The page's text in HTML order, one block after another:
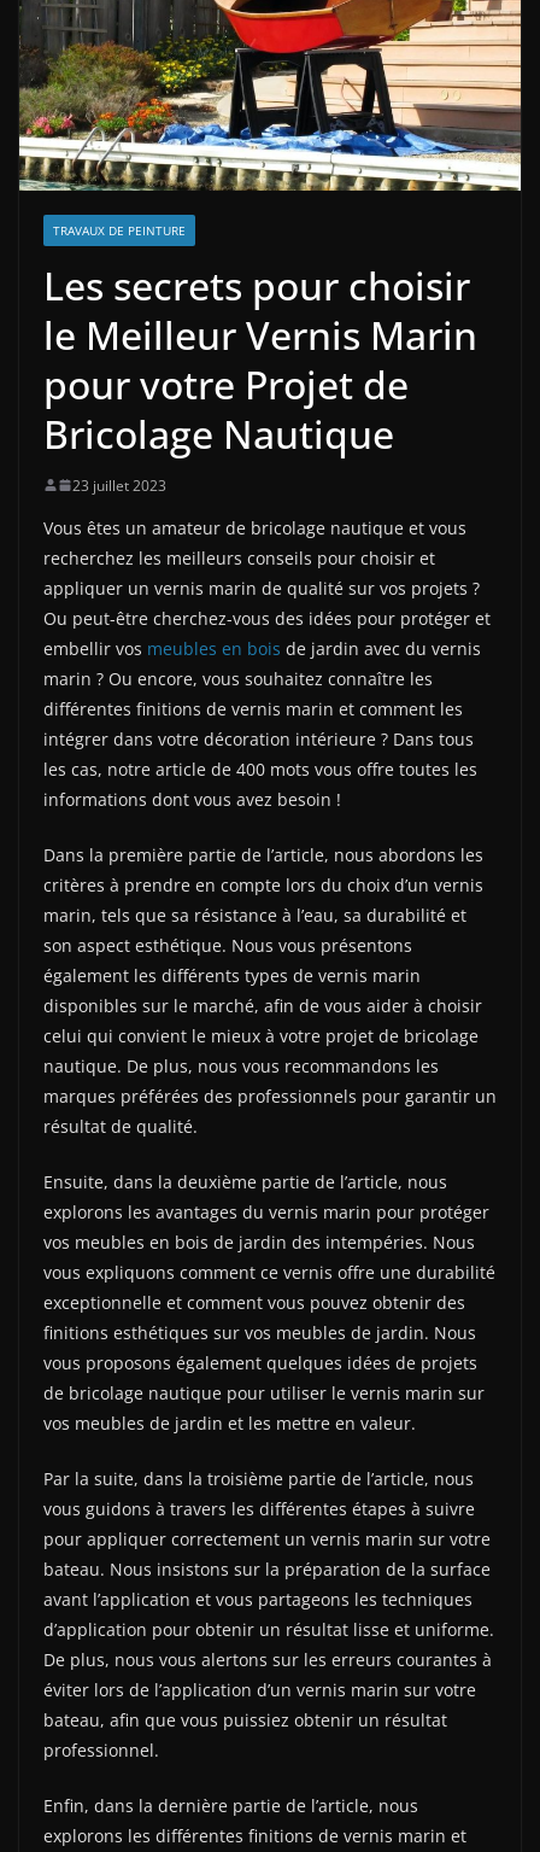
TRAVAUX DE PEINTURE
Les secrets pour choisir
le Meilleur Vernis Marin
pour votre Projet de
Bricolage Nautique
23 juillet 2023
Vous êtes un amateur de bricolage nautique et vous
recherchez les meilleurs conseils pour choisir et
appliquer un vernis marin de qualité sur vos projets ?
Ou peut-être cherchez-vous des idées pour protéger et
embellir vos meubles en bois de jardin avec du vernis
marin ? Ou encore, vous souhaitez connaître les
différentes finitions de vernis marin et comment les
intégrer dans votre décoration intérieure ? Dans tous
les cas, notre article de 400 mots vous offre toutes les
informations dont vous avez besoin !
Dans la première partie de l’article, nous abordons les
critères à prendre en compte lors du choix d’un vernis
marin, tels que sa résistance à l’eau, sa durabilité et
son aspect esthétique. Nous vous présentons
également les différents types de vernis marin
disponibles sur le marché, afin de vous aider à choisir
celui qui convient le mieux à votre projet de bricolage
nautique. De plus, nous vous recommandons les
marques préférées des professionnels pour garantir un
résultat de qualité.
Ensuite, dans la deuxième partie de l’article, nous
explorons les avantages du vernis marin pour protéger
vos meubles en bois de jardin des intempéries. Nous
vous expliquons comment ce vernis offre une durabilité
exceptionnelle et comment vous pouvez obtenir des
finitions esthétiques sur vos meubles de jardin. Nous
vous proposons également quelques idées de projets
de bricolage nautique pour utiliser le vernis marin sur
vos meubles de jardin et les mettre en valeur.
Par la suite, dans la troisième partie de l’article, nous
vous guidons à travers les différentes étapes à suivre
pour appliquer correctement un vernis marin sur votre
bateau. Nous insistons sur la préparation de la surface
avant l’application et vous partageons les techniques
d’application pour obtenir un résultat lisse et uniforme.
De plus, nous vous alertons sur les erreurs courantes à
éviter lors de l’application d’un vernis marin sur votre
bateau, afin que vous puissiez obtenir un résultat
professionnel.
Enfin, dans la dernière partie de l’article, nous
explorons les différentes finitions de vernis marin et